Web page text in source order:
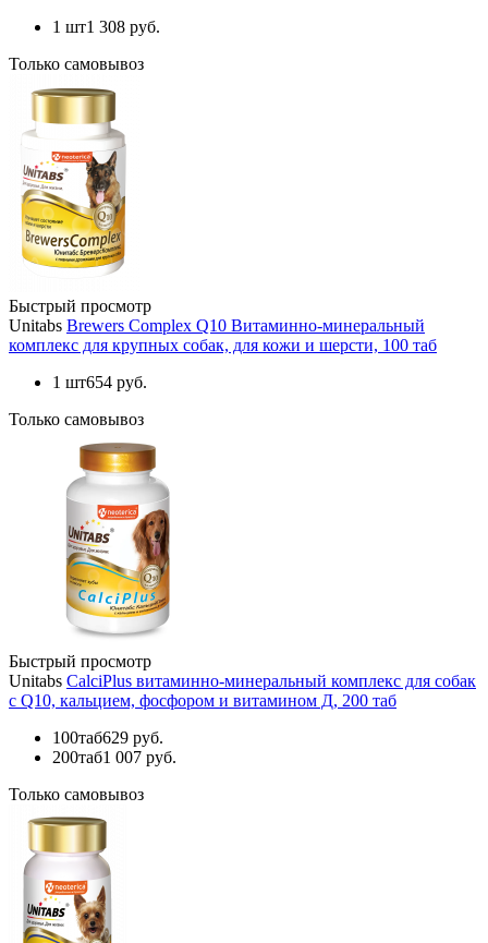
1 шт1 308 руб.
Только самовывоз
Быстрый просмотр
Unitabs Brewers Complex Q10 Витаминно-минеральный
комплекс для крупных собак, для кожи и шерсти, 100 таб
1 шт654 руб.
Только самовывоз
Быстрый просмотр
Unitabs CalciPlus витаминно-минеральный комплекс для собак
с Q10, кальцием, фосфором и витамином Д, 200 таб
100таб629 руб.
200таб1 007 руб.
Только самовывоз